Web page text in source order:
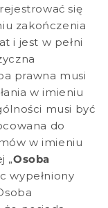
się
zakończenia
i jest w pełni
prawna musi
w imieniu
musi być
do
w imieniu
„Osoba
wypełniony